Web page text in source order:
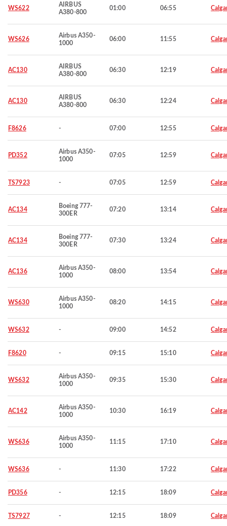
WS622
AIRBUS
A380-800
01:00 06:55
WS626
Airbus A350-
1000
06:00 11:55
AC130
AIRBUS
A380-800
06:30 12:19
AC130
AIRBUS
A380-800
06:30 12:24
F8626 - 07:00 12:55
PD352
Airbus A350-
1000
07:05 12:59
TS7923 - 07:05 12:59
AC134
Boeing 777-
300ER
07:20 13:14
AC134
Boeing 777-
300ER
07:30 13:24
AC136
Airbus A350-
1000
08:00 13:54
WS630
Airbus A350-
1000
08:20 14:15
WS632 - 09:00 14:52
F8620 - 09:15 15:10
WS632
Airbus A350-
1000
09:35 15:30
AC142
Airbus A350-
1000
10:30 16:19
WS636
Airbus A350-
1000
11:15 17:10
WS636 - 11:30 17:22
PD356 - 12:15 18:09
TS7927 - 12:15 18:09